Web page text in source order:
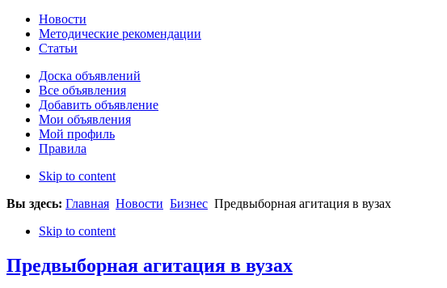
Новости
Методические рекомендации
Статьи
Доска объявлений
Все объявления
Добавить объявление
Мои объявления
Мой профиль
Правила
Skip to content
Вы здесь: Главная Новости Бизнес Предвыборная агитация в вузах
Skip to content
Предвыборная агитация в вузах